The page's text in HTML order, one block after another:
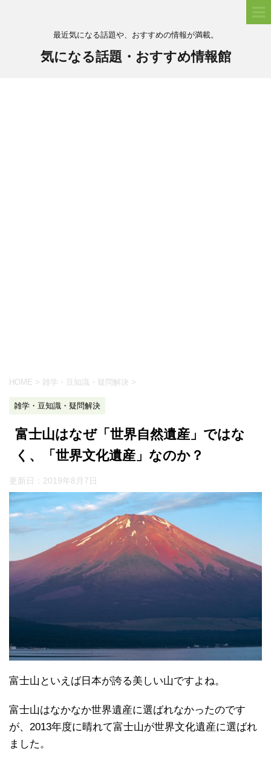
最近気になる話題や、おすすめの情報が満載。
気になる話題・おすすめ情報館
HOME > 雑学・豆知識・疑問解決 >
雑学・豆知識・疑問解決
富士山はなぜ「世界自然遺産」ではな
く、「世界文化遺産」なのか？
更新日： 2019年8月7日
富士山といえば日本が誇る美しい山ですよね。
富士山はなかなか世界遺産に選ばれなかったのです
が、2013年度に晴れて富士山が世界文化遺産に選ばれ
ました。